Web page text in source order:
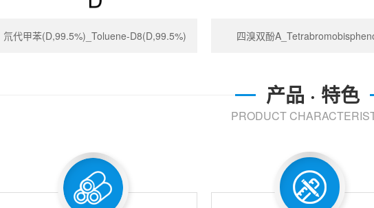
氘代甲苯(D,99.5%)_Toluene-D8(D,99.5%) 四溴双酚
产品 · 特色
PRODUCT